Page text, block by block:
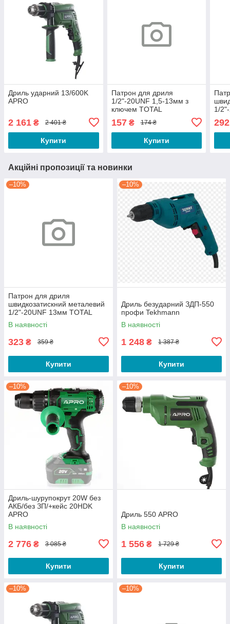
Дриль ударний 13/600K
APRO
2 161 ₴ 2 401 ₴
Купити
Патрон для дриля
1/2"-20UNF 1,5-13мм з
ключем TOTAL
157₴ 174 ₴
Купити
1/
292
Акційні пропозиції та новинки
–10%
Патрон для дриля
швидкозатискний металевий
1/2"-20UNF 13мм TOTAL
В наявності
323 ₴ 359 ₴
Купити
–10%
Дриль безударний ЗДП-550
профи Tekhmann
В наявності
1 248 ₴ 1 387 ₴
Купити
–10%
Дриль-шурупокрут 20W без
АКБ/без ЗП/+кейс 20HDK
APRO
В наявності
2 776 ₴ 3 085 ₴
Купити
–10%
Дриль 550 APRO
В наявності
1 556 ₴ 1 729 ₴
Купити
–10% –10%